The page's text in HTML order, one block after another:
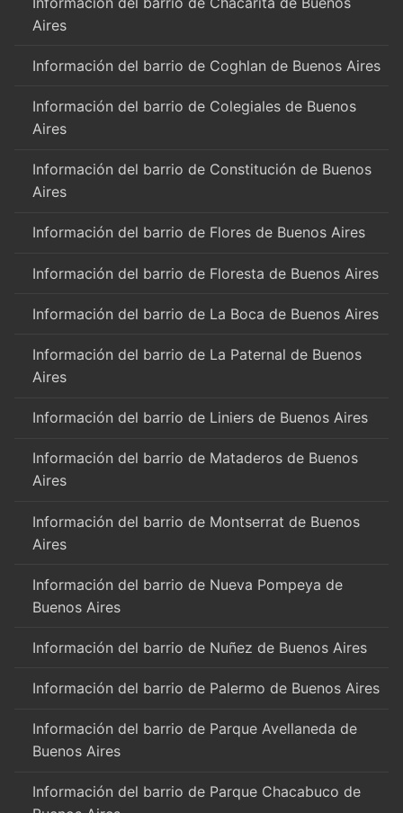
Aires
Información del barrio de Coghlan de Buenos Aires
Información del barrio de Colegiales de Buenos
Aires
Información del barrio de Constitución de Buenos
Aires
Información del barrio de Flores de Buenos Aires
Información del barrio de Floresta de Buenos Aires
Información del barrio de La Boca de Buenos Aires
Información del barrio de La Paternal de Buenos
Aires
Información del barrio de Liniers de Buenos Aires
Información del barrio de Mataderos de Buenos
Aires
Información del barrio de Montserrat de Buenos
Aires
Información del barrio de Nueva Pompeya de
Buenos Aires
Información del barrio de Nuñez de Buenos Aires
Información del barrio de Palermo de Buenos Aires
Información del barrio de Parque Avellaneda de
Buenos Aires
Información del barrio de Parque Chacabuco de